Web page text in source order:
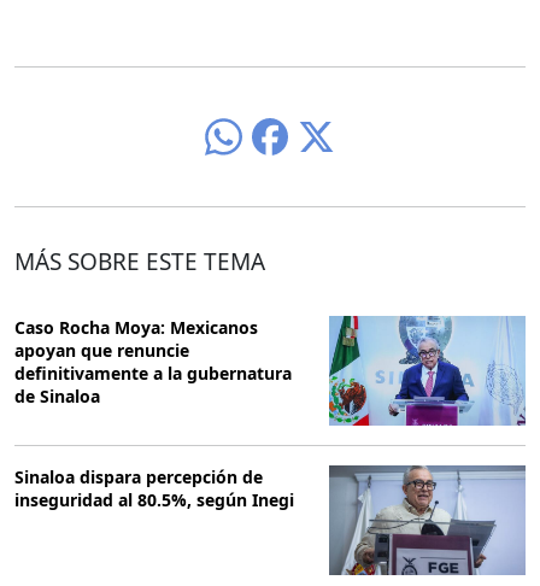
MÁS SOBRE ESTE TEMA
Caso Rocha Moya: Mexicanos
apoyan que renuncie
definitivamente a la gubernatura
de Sinaloa
Sinaloa dispara percepción de
inseguridad al 80.5%, según Inegi